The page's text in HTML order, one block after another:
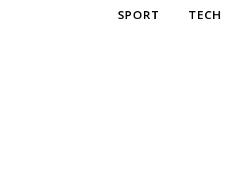
SPORT TECH